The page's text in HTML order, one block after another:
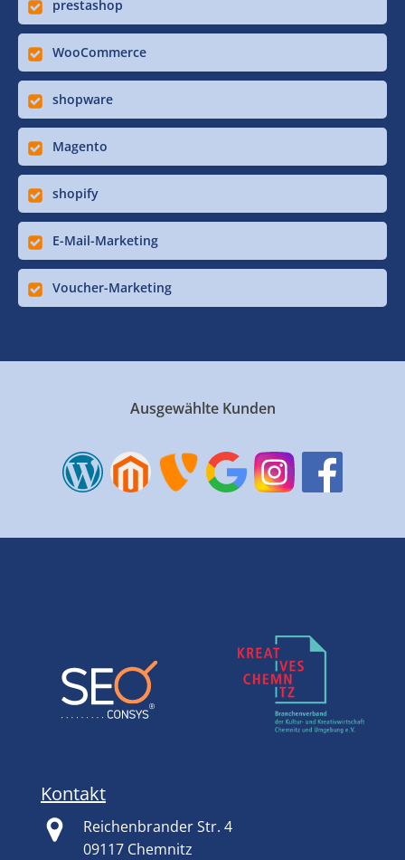
prestashop
WooCommerce
shopware
Magento
shopify
E-Mail-Marketing
Voucher-Marketing
Ausgewählte Kunden
Kontakt
Reichenbrander Str. 4
09117 Chemnitz